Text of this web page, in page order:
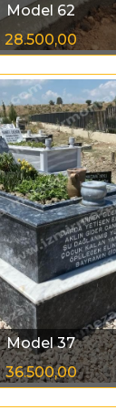
Model 62
28.500,00
Model 37
36.500,00